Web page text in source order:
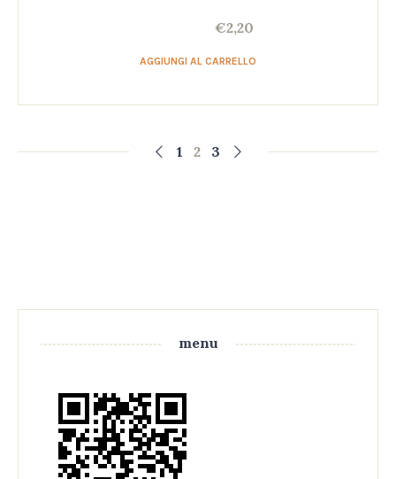
€2,20
AGGIUNGI AL CARRELLO
1 2 3
menu